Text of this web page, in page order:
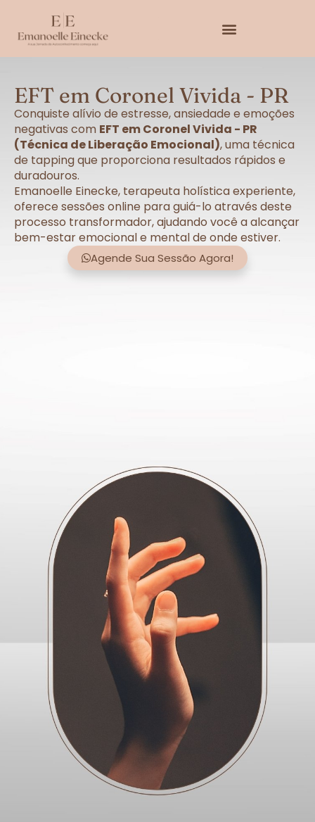
EFT em Coronel Vivida - PR
Conquiste alívio de estresse, ansiedade e emoções
negativas com EFT em Coronel Vivida - PR
(Técnica de Liberação Emocional), uma técnica
de tapping que proporciona resultados rápidos e
duradouros.
Emanoelle Einecke, terapeuta holística experiente,
oferece sessões online para guiá-lo através deste
processo transformador, ajudando você a alcançar
bem-estar emocional e mental de onde estiver.
Agende Sua Sessão Agora!